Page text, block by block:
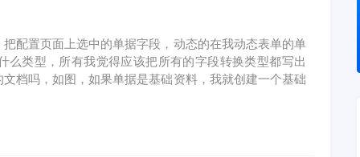
配置页面上选中的单据字段，动态的在我动态表单的单
么类型，所有我觉得应该把所有的字段转换类型都写出
档吗，如图，如果单据是基础资料，我就创建一个基础